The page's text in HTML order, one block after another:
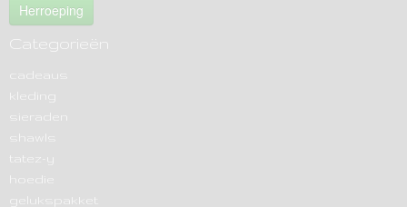
Herroeping
Categorieën
cadeaus
kleding
sieraden
shawls
tatez-y
hoedie
gelukspakket